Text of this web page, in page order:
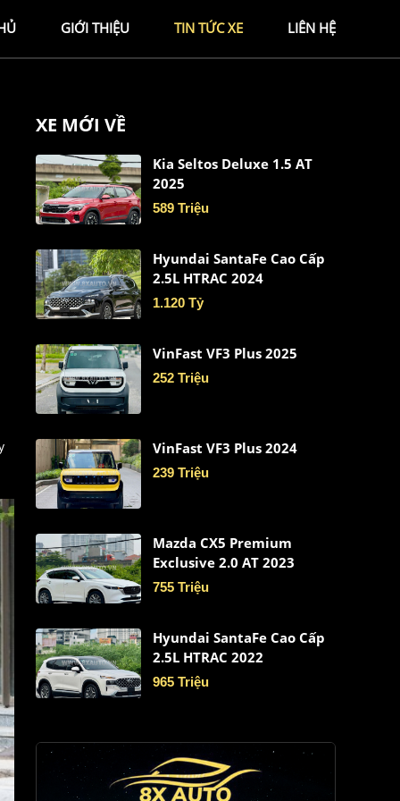
GIỚI THIỆU TIN TỨC XE LIÊN HỆ
XE MỚI VỀ
Kia Seltos Deluxe 1.5 AT
2025
589 Triệu
Hyundai SantaFe Cao Cấp
2.5L HTRAC 2024
1.120 Tỷ
VinFast VF3 Plus 2025
252 Triệu
VinFast VF3 Plus 2024
239 Triệu
Mazda CX5 Premium
Exclusive 2.0 AT 2023
755 Triệu
Hyundai SantaFe Cao Cấp
2.5L HTRAC 2022
965 Triệu